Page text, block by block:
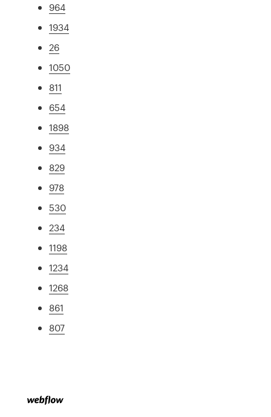
964
1934
26
1050
811
654
1898
934
829
978
530
234
1198
1234
1268
861
807